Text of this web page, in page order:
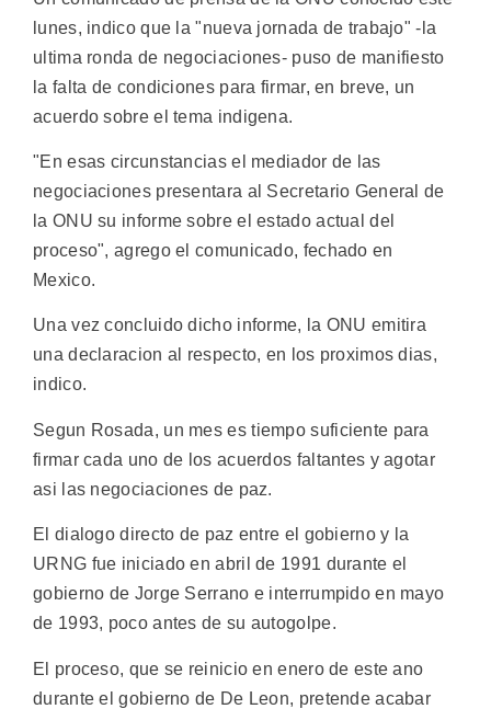
lunes, indico que la "nueva jornada de trabajo" -la
ultima ronda de negociaciones- puso de manifiesto
la falta de condiciones para firmar, en breve, un
acuerdo sobre el tema indigena.
"En esas circunstancias el mediador de las
negociaciones presentara al Secretario General de
la ONU su informe sobre el estado actual del
proceso", agrego el comunicado, fechado en
Mexico.
Una vez concluido dicho informe, la ONU emitira
una declaracion al respecto, en los proximos dias,
indico.
Segun Rosada, un mes es tiempo suficiente para
firmar cada uno de los acuerdos faltantes y agotar
asi las negociaciones de paz.
El dialogo directo de paz entre el gobierno y la
URNG fue iniciado en abril de 1991 durante el
gobierno de Jorge Serrano e interrumpido en mayo
de 1993, poco antes de su autogolpe.
El proceso, que se reinicio en enero de este ano
durante el gobierno de De Leon, pretende acabar